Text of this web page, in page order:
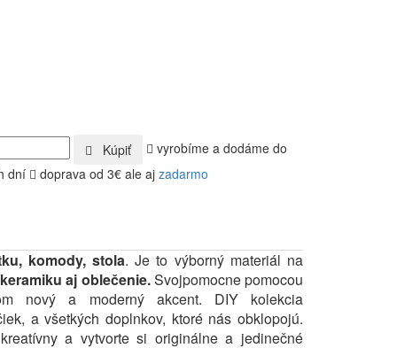
Kúpiť
vyrobíme a dodáme do
dní
doprava od 3€ ale aj zadarmo
komody, stola. Je to výborný materiál na
aj oblečenie.Svojpomocne pomocou
nový a moderný akcent. DIY kolekcia
a všetkých doplnkov, ktoré nás obklopojú.
a vytvorte si originálne a jedinečné